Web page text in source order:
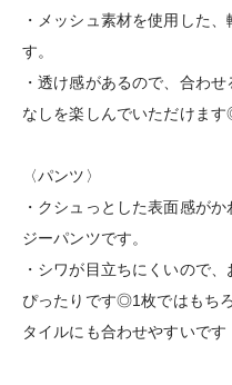
・メッシュ素材を使用した
す。
・透け感があるので、合わ
なしを楽しんでいただけま
〈パンツ〉
・クシュっとした表面感が
ジーパンツです。
・シワが目立ちにくいので
ぴったりです◎1枚ではもち
タイルにも合わせやすいです